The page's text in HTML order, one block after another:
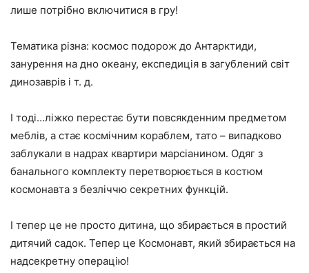
лише потрібно включитися в гру!
Тематика різна: космос подорож до Антарктиди,
занурення на дно океану, експедиція в загублений світ
динозаврів і т. д.
І тоді…ліжко перестає бути повсякденним предметом
меблів, а стає космічним кораблем, тато – випадково
заблукали в надрах квартири марсіанином. Одяг з
банального комплекту перетворюється в костюм
космонавта з безліччю секретних функцій.
І тепер це не просто дитина, що збирається в простий
дитячий садок. Тепер це Космонавт, який збирається на
надсекретну операцію!